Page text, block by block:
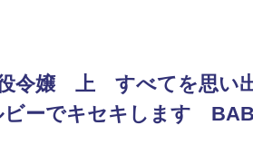
令嬢 上 すべてを思い
ビーでキセキします